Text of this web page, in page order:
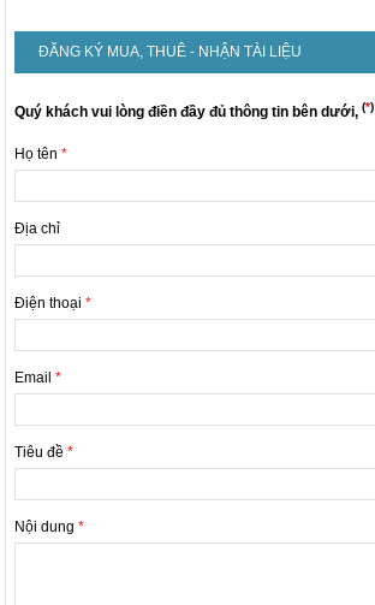
ĐĂNG KÝ MUA, THUÊ - NHẬN TÀI LIỆU
Quý khách vui lòng điền đầy đủ thông tin bên dưới,(*)
Họ tên*
Địa chỉ
Điện thoại*
Email*
Tiêu đề*
Nội dung*